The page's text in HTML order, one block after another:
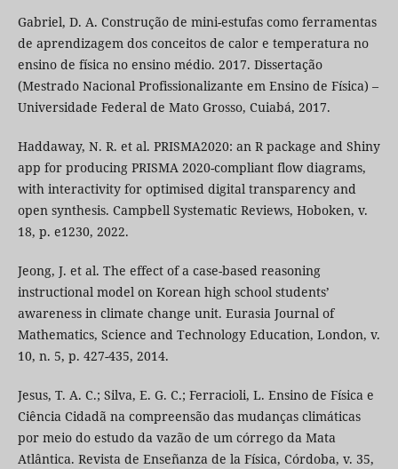
Gabriel, D. A. Construção de mini-estufas como ferramentas
de aprendizagem dos conceitos de calor e temperatura no
ensino de física no ensino médio. 2017. Dissertação
(Mestrado Nacional Profissionalizante em Ensino de Física) –
Universidade Federal de Mato Grosso, Cuiabá, 2017.
Haddaway, N. R. et al. PRISMA2020: an R package and Shiny
app for producing PRISMA 2020-compliant flow diagrams,
with interactivity for optimised digital transparency and
open synthesis. Campbell Systematic Reviews, Hoboken, v.
18, p. e1230, 2022.
Jeong, J. et al. The effect of a case-based reasoning
instructional model on Korean high school students’
awareness in climate change unit. Eurasia Journal of
Mathematics, Science and Technology Education, London, v.
10, n. 5, p. 427-435, 2014.
Jesus, T. A. C.; Silva, E. G. C.; Ferracioli, L. Ensino de Física e
Ciência Cidadã na compreensão das mudanças climáticas
por meio do estudo da vazão de um córrego da Mata
Atlântica. Revista de Enseñanza de la Física, Córdoba, v. 35,